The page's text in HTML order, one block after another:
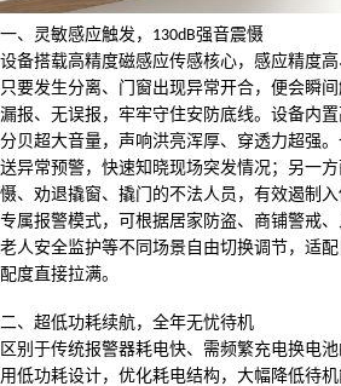
一、 灵敏感应触发， 130dB强音震慑
设备搭载高精度磁感应传感核心，感应精度
只要发生分离、门窗出现异常开合，便会瞬
漏报、无误报，牢牢守住安防底线。设备内
分贝超大音量，声响洪亮浑厚、穿透力超强
送异常预警，快速知晓现场突发情况；另一
慑、劝退撬窗、撬门的不法人员，有效遏制
专属报警模式，可根据居家防盗、商铺警戒
老人安全监护等不同场景自由切换调节，适
配度直接拉满。
二、 超低功耗续航，全年无忧待机
区别于传统报警器耗电快、需频繁充电换电
用低功耗设计，优化耗电结构，大幅降低待机